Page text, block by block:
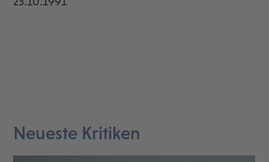
Neueste Kritiken